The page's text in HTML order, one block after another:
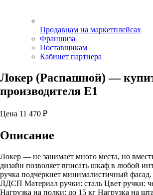
Продавцам на маркетплейсах
Франшиза
Поставщикам
Кабинет партнера
Локер (Распашной) —
производителя Е1
Цена 11 470 ₽
Описание
Локер — не занимает много места, но
дизайн позволяет вписать шкаф в любой
ручка подчеркнет минималистичный
ЛДСП Материал ручки: сталь Цвет ручки:
Нагрузка на полки: до 15 кг Нагрузка на